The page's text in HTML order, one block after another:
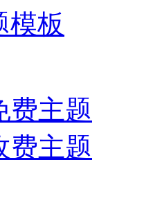
模板
费主题
费主题